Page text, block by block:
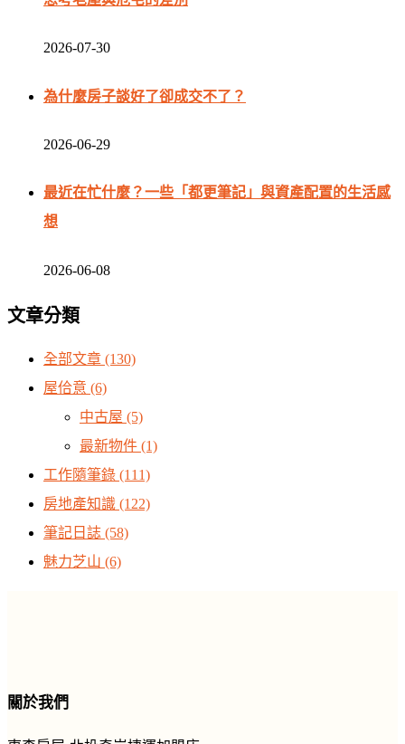
2026-07-30
為什麼房子談好了卻成交不了？
2026-06-29
最近在忙什麼？一些「都更筆記」與資產配置的生活感
想
2026-06-08
文章分類
全部文章 (130)
屋佮意 (6)
中古屋 (5)
最新物件 (1)
工作隨筆錄 (111)
房地產知識 (122)
筆記日誌 (58)
魅力芝山 (6)
關於我們